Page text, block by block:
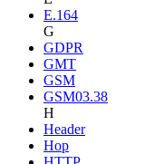
E.164
G
GDPR
GMT
GSM
GSM03.38
H
Header
Hop